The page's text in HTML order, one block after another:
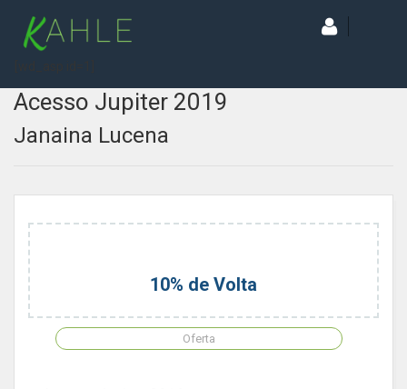
Acesso Jupiter 2019
Janaina Lucena
10% de Volta
Oferta